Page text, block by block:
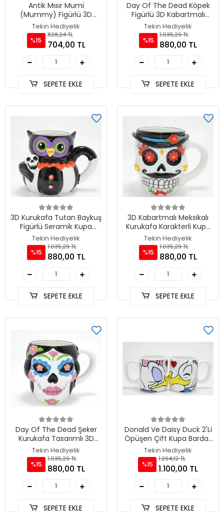
Antik Mısır Mumi
(Mummy) Figürlü 3D
Kabartmalı Kupa Bardak
TKN4897
Tekin Hediyelik
%15
828,24 TL
704,00 TL
SEPETE EKLE
Day Of The Dead Köpek
Figürlü 3D Kabartmalı
Porselen Kupa TKN4896
Tekin Hediyelik
%15
1.035,29 TL
880,00 TL
SEPETE EKLE
3D Kurukafa Tutan Baykuş
Figürlü Seramik Kupa
Bardak TKN4895
Tekin Hediyelik
%15
1.035,29 TL
880,00 TL
SEPETE EKLE
3D Kabartmalı Meksikalı
Kurukafa Karakterli Kupa
Bardak TKN4894
Tekin Hediyelik
%15
1.035,29 TL
880,00 TL
SEPETE EKLE
Day Of The Dead Şeker
Kurukafa Tasarımlı 3D
Seramik Kupa Bardak
TKN4893
Tekin Hediyelik
%15
1.035,29 TL
880,00 TL
SEPETE EKLE
Donald Ve Daisy Duck 2'Li
Öpüşen Çift Kupa Bardak
Seti TKN4539
Tekin Hediyelik
%15
1.294,12 TL
1.100,00 TL
SEPETE EKLE